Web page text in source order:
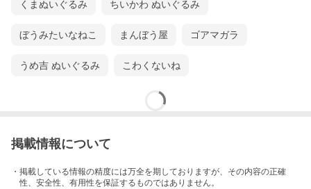
くまぬいぐるみ ちいかわ ぬいぐるみ
ぼうみたいなねこ まんぼう屋 ゴアマガラ
うめ吉 ぬいぐるみ こわくないね
掲載情報について
・掲載している情報の精度には万全を期しておりますが、その内容の正確
性、安全性、有用性を保証するものではありません。